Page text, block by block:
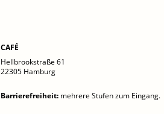
CAFÉ
Hellbrookstraße 61
22305 Hamburg
Barrierefreiheit: mehrere Stufen zum Eingang.